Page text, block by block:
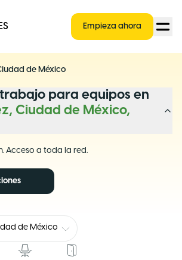
ES Empieza ahora
de México
para equipos en
Ciudad de México,
Acceso a toda la red.
de México